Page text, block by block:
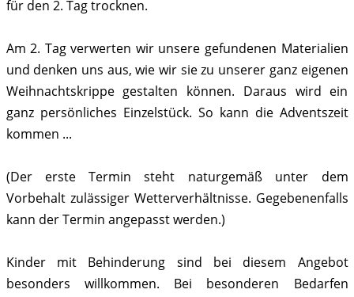
für den 2. Tag trocknen.
Am 2. Tag verwerten wir unsere gefundenen Materialien
und denken uns aus, wie wir sie zu unserer ganz eigenen
Weihnachtskrippe gestalten können. Daraus wird ein
ganz persönliches Einzelstück. So kann die Adventszeit
kommen ...
(Der erste Termin steht naturgemäß unter dem
Vorbehalt zulässiger Wetterverhältnisse. Gegebenenfalls
kann der Termin angepasst werden.)
Kinder mit Behinderung sind bei diesem Angebot
besonders willkommen. Bei besonderen Bedarfen